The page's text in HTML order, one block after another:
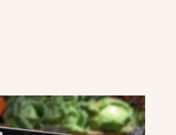
door de app en kunnen nu je
zien en je Verrassingspakket